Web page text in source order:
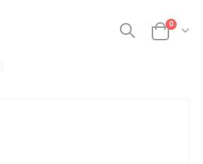
カート
0商品